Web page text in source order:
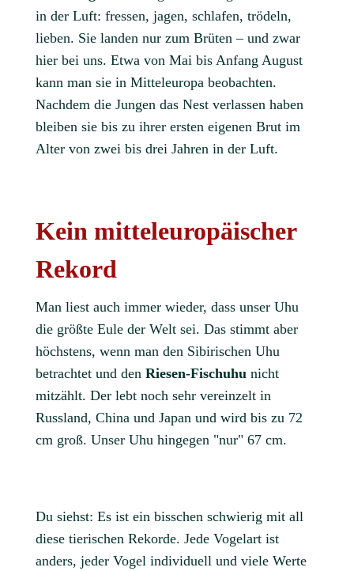
in der Luft: fressen, jagen, ­schlafen, trödeln,
lieben. Sie landen nur zum ­Brüten – und zwar
hier bei uns. ­Etwa von Mai bis Anfang August
kann man sie in Mitteleuropa beobachten.
Nachdem die Jungen das Nest verlassen haben
bleiben sie bis zu ihrer ersten eigenen Brut im
Alter von zwei bis drei Jahren in der Luft.
Kein mitteleuropäischer
Rekord
Man liest auch immer wieder, dass unser Uhu
die größte Eule der Welt sei. Das stimmt aber
höchstens, wenn man den Sibirischen Uhu
betrachtet und den Riesen-Fischuhu nicht
mitzählt. Der lebt noch sehr vereinzelt in
Russland, China und Japan und wird bis zu 72
cm groß. Unser Uhu hingegen "nur" 67 cm.
Du siehst: Es ist ein bisschen schwierig mit all
diese tierischen Rekorde. Jede Vogelart ist
anders, jeder Vogel individuell und viele Werte